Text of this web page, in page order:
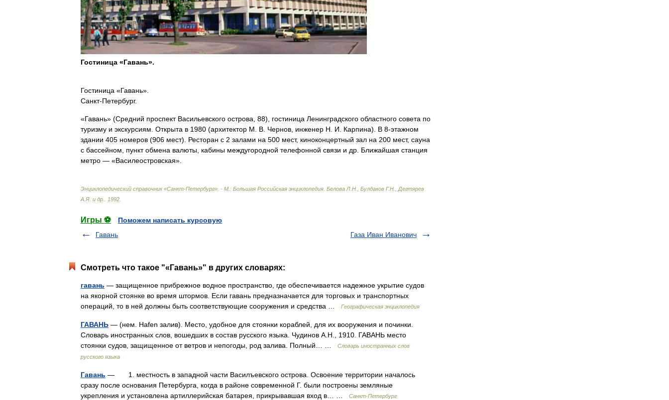
Гостиница «Гавань».
Гостиница «Гавань».
Санкт-Петербург.
«Гавань» (Средний проспект Васильевского острова 88), гостиница Ленинградского областного совета по
туризму и экскурсиям Открыта в 1980 (архитектор М В Чернов инженер Н И Карпина). В 8-этажном
здании 405 номеров (906 мест). Ресторан с 2 залами на 500 мест, киноконцертный зал на 200 мест, сауна
с бассейном пункт обмена валюты кабины междугородной телефонной связи и др Ближайшая станция
метро — «Василеостровская».
Энциклопедический справочник«Санкт-Петербург». - М : Большая Российская энциклопедия Белова Л Н Булдаков Г.Н
Дегтярев
А Я и др 1992
Игры ⚽
Поможем написать курсовую
Гавань
Газа Иван Иванович
Смотреть что такое "«Гавань»" в других словарях:
гавань — защищенное прибрежное водное пространство, где обеспечивается надежное укрытие судов
на якорной стоянке во время штормов. Если гавань предназначается для торговых и транспортных
операций, то в ней должны быть соответствующие сооружения и средства …
Географическая энциклопедия
ГАВАНЬ — (нем. Hafen залив). Место, удобное для стоянки кораблей, для их вооружения и починки.
Словарь иностранных слов, вошедших в состав русского языка. Чудинов А.Н., 1910. ГАВАНЬ место
стоянки судов, защищенное от ветров и непогоды, род залива. Полный… …
Словарь иностранных слов
русского языка
Гавань — 1. местность в западной части Василъевского острова. Освоение территории началось
сразу после основания Петербурга, когда в районе современной Г. были построены земляные
укрепления и установлена артиллерийская батарея, прикрывавшая вход в… …
Санкт-Петербург